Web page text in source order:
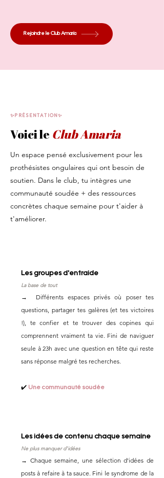
Rejoindre le Club Amaria
✨PRÉSENTATION✨
Voici le Club Amaria
Un espace pensé exclusivement pour les
prothésistes ongulaires qui ont besoin de
soutien. Dans le club, tu intègres une
communauté soudée + des ressources
concrètes chaque semaine pour t'aider à
t'améliorer.
Les groupes d'entraide
La base de tout
→ Différents espaces privés où poser tes
questions, partager tes galères (et tes victoires
!), te confier et te trouver des copines qui
comprennent vraiment ta vie. Fini de naviguer
seule à 23h avec une question en tête qui reste
sans réponse malgré tes recherches.
✔️ Une communauté soudée
💡Les idées de contenu chaque semaine
Ne plus manquer d'idées
→ Chaque semaine, une sélection d'idées de
posts à refaire à ta sauce. Fini le syndrome de la